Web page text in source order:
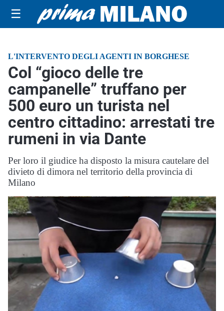
☰
L'INTERVENTO DEGLI AGENTI IN BORGHESE
Col “gioco delle tre
campanelle” truffano per
500 euro un turista nel
centro cittadino: arrestati tre
rumeni in via Dante
Per loro il giudice ha disposto la misura cautelare del
divieto di dimora nel territorio della provincia di
Milano